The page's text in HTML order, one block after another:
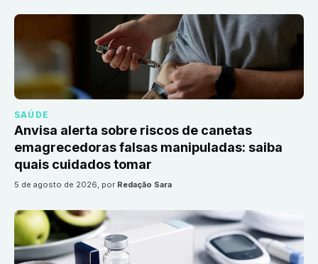
SAÚDE
Anvisa alerta sobre riscos de canetas
emagrecedoras falsas manipuladas: saiba
quais cuidados tomar
5 de agosto de 2026, por Redação Sara